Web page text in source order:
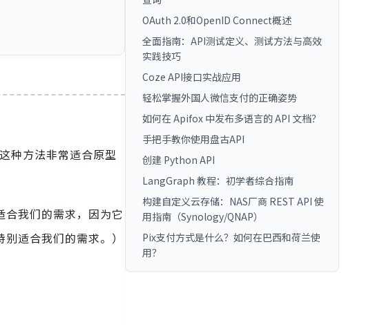
种方法非常适合原型
合我们的需求，因为它
适合我们的需求。）
OAuth 2.0和OpenID Connect概述
全面指南：API测试定义、测试方法与高效
实践技巧
Coze API接口实战应用
轻松掌握外国人微信支付的正确姿势
如何在 Apifox 中发布多语言的 API 文档？
手把手教你使用盘古API
创建 Python API
LangGraph 教程：初学者综合指南
构建自定义云存储：NAS厂商 REST API 使
用指南（Synology/QNAP）
Pix支付方式是什么？如何在巴西和荷兰使
用？